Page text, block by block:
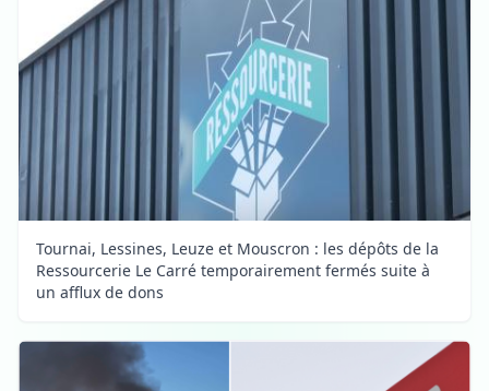
Tournai, Lessines, Leuze et Mouscron : les dépôts de la
Ressourcerie Le Carré temporairement fermés suite à
un afflux de dons